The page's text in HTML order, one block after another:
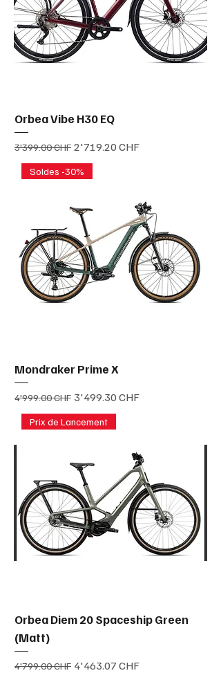
Orbea Vibe H30 EQ
Prix original
3'399.00 CHF Prix promotionnel
2'719.20 CHF
Soldes -30%
Mondraker Prime X
Prix original
4'999.00 CHF Prix promotionnel
3'499.30 CHF
Prix de Lancement
Orbea Diem 20 Spaceship Green
(Matt)
Prix original
4'799.00 CHF Prix promotionnel
4'463.07 CHF